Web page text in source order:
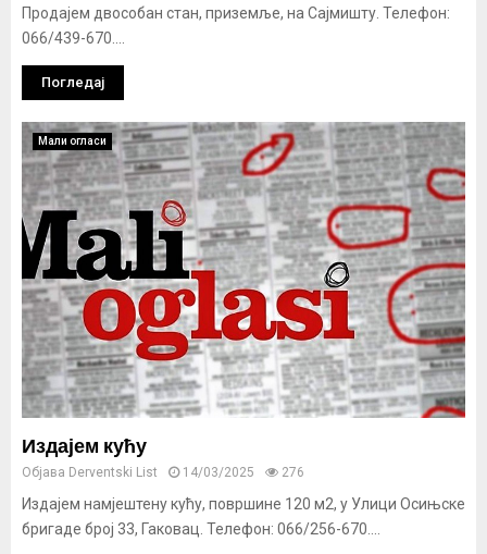
Продајем двособан стан, приземље, на Сајмишту. Телефон:
066/439-670....
Погледај
Мали огласи
Издајем кућу
Објава Derventski List 14/03/2025 276
Издајем намјештену кућу, површине 120 м2, у Улици Осињске
бригаде број 33, Гаковац. Телефон: 066/256-670....